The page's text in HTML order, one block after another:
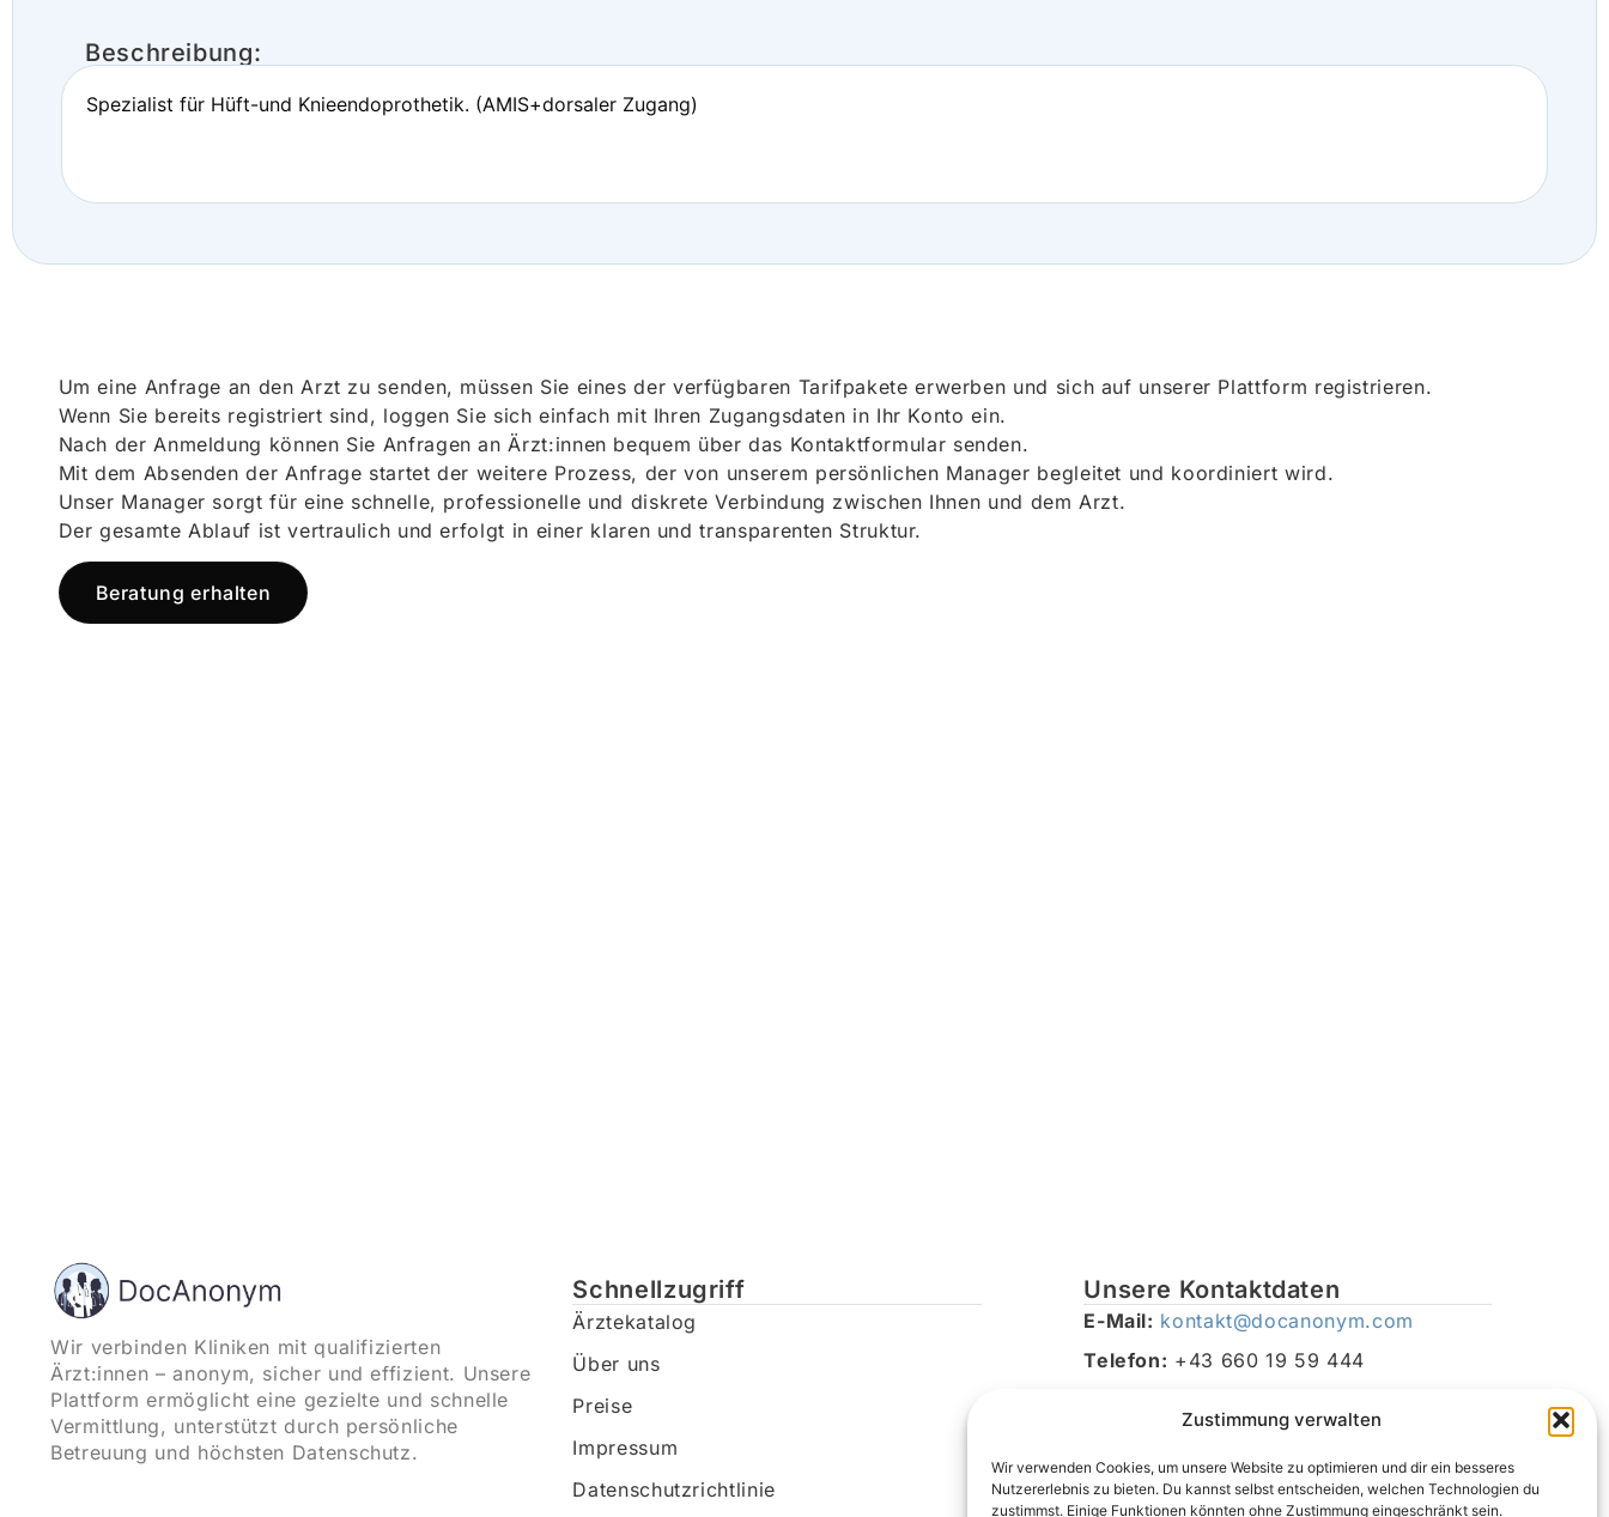
Zustimmung verwalten
Wir verwenden Cookies, um unsere Website zu optimieren und dir ein besseres
Nutzererlebnis zu bieten. Du kannst selbst entscheiden, welchen Technologien du
zustimmst. Einige Funktionen könnten ohne Zustimmung eingeschränkt sein.
Beschreibung:
Spezialist für Hüft-und Knieendoprothetik. (AMIS+dorsaler Zugang)
Um eine Anfrage an den Arzt zu senden, müssen Sie eines der verfügbaren Tarifpakete erwerben und sich auf unserer Plattform registrieren.
Wenn Sie bereits registriert sind, loggen Sie sich einfach mit Ihren Zugangsdaten in Ihr Konto ein.
Nach der Anmeldung können Sie Anfragen an Ärzt:innen bequem über das Kontaktformular senden.
Mit dem Absenden der Anfrage startet der weitere Prozess, der von unserem persönlichen Manager begleitet und koordiniert wird.
Unser Manager sorgt für eine schnelle, professionelle und diskrete Verbindung zwischen Ihnen und dem Arzt.
Der gesamte Ablauf ist vertraulich und erfolgt in einer klaren und transparenten Struktur.
Beratung erhalten
Wir verbinden Kliniken mit qualifizierten
Ärzt:innen – anonym, sicher und effizient. Unsere
Plattform ermöglicht eine gezielte und schnelle
Vermittlung, unterstützt durch persönliche
Betreuung und höchsten Datenschutz.
Schnellzugriff
Ärztekatalog
Über uns
Preise
Impressum
Datenschutzrichtlinie
Unsere Kontaktdaten
E-Mail: kontakt@docanonym.com
Telefon: +43 660 19 59 444
Traunsee, Österreich